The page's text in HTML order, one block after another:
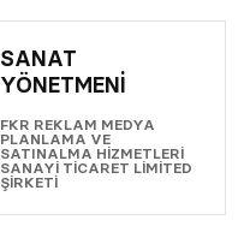
SANAT
YÖNETMENİ
FKR REKLAM MEDYA
PLANLAMA VE
SATINALMA HİZMETLERİ
SANAYİ TİCARET LİMİTED
ŞİRKETİ